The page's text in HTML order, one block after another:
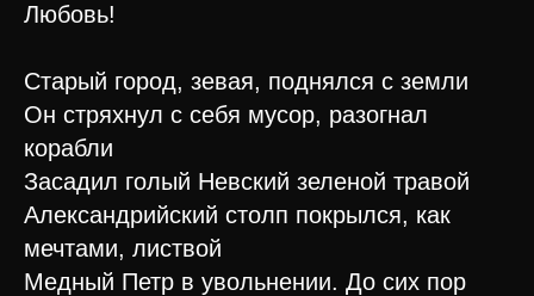
Любовь!
Старый город, зевая, поднялся с земли
Он стряхнул с себя мусор, разогнал
корабли
Засадил голый Невский зеленой травой
Александрийский столп покрылся, как
мечтами, листвой
Медный Петр в увольнении. До сих пор